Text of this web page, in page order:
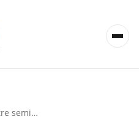
Cum îngrijim bijuteriile cu pietre semiprețioase naturale – află ce făceai greșit!